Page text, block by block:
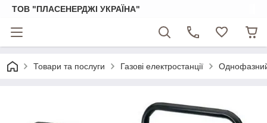
ТОВ "ПЛАСЕНЕРДЖІ УКРАЇНА"
Товари та послуги Газові електростанції